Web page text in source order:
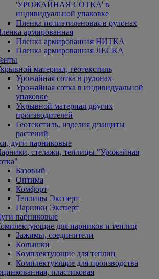
'УРОЖАЙНАЯ СОТКА' в
индивидуальной упаковке
Пленка полиэтиленовая в рулонах
армированная
Пленка армированная НИТКА
Пленка армированная ЛЕСКА
материал, геотекстиль
Урожайная сотка в рулонах
Урожайная сотка в индивидуальной
упаковке
Укрывной материал других
производителей
Геотекстиль, изделия д/защиты
растений
дуги парниковые
стелажи, теплицы "Урожайная
Базовый
Оптима
Комфорт
Теплицы Эксперт
Парники Эксперт
парниковые
для парников и теплиц
Зажимы, соединители
Колышки
Комплектующие для теплиц
Комплектующие для производства
пластиковая